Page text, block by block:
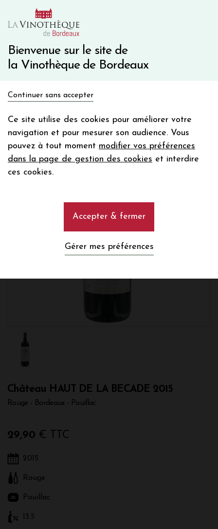
Bienvenue sur le site de
la Vinothèque de Bordeaux
Continuer sans accepter
Ce site utilise des cookies pour améliorer votre
navigation et pour mesurer son audience. Vous
pouvez à tout moment modifier vos préférences
dans la page de gestion des cookies et interdire
ces cookies.
Accepter & fermer
Gérer mes préférences
10€ de remise immédiate sur votre première commande
Une question ?
Château HAUT DE LA BECADE 2015
Rouge - Bordeaux - Pauillac
29,90 € TTC
2015
Rouge
Pauillac
13.5
en bon d'achat
Votre
email
En m’abonnant, j’accepte de recevoir la newsletter de la